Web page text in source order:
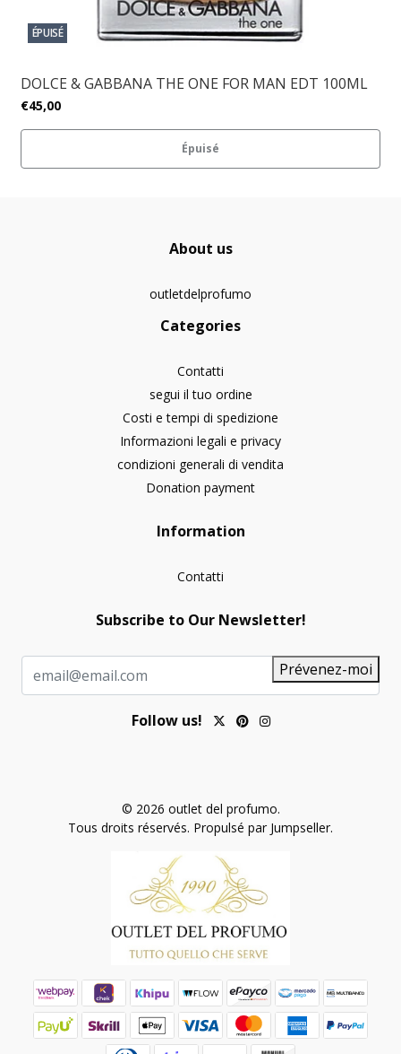
ÉPUISÉ
DOLCE & GABBANA THE ONE FOR MAN EDT 100ML
€45,00
Épuisé
About us
outletdelprofumo
Categories
Contatti
segui il tuo ordine
Costi e tempi di spedizione
Informazioni legali e privacy
condizioni generali di vendita
Donation payment
Information
Contatti
Subscribe to Our Newsletter!
Prévenez-moi
Follow us!
© 2026 outlet del profumo.
Tous droits réservés. Propulsé par Jumpseller.